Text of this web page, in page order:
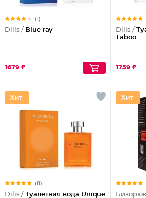
(1)
Dilis / Blue ray
1679 ₽
Dilis /
Taboo
1759 ₽
(8)
Dilis / Туалетная вода Unique